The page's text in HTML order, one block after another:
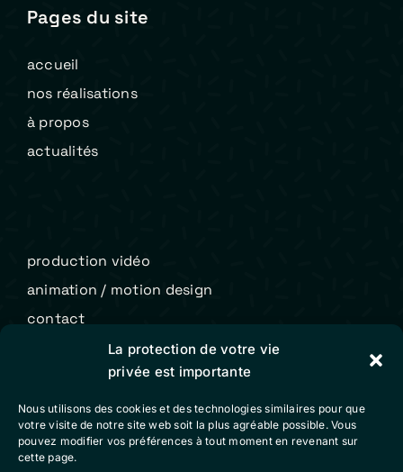
La protection de votre vie
privée est importante
Nous utilisons des cookies et des technologies similaires pour que
votre visite de notre site web soit la plus agréable possible. Vous
pouvez modifier vos préférences à tout moment en revenant sur
cette page.
Pages du site
accueil
nos réalisations
à propos
actualités
production vidéo
animation / motion design
contact
Colibri Vidéo
mentions légales
conditions générales de vente